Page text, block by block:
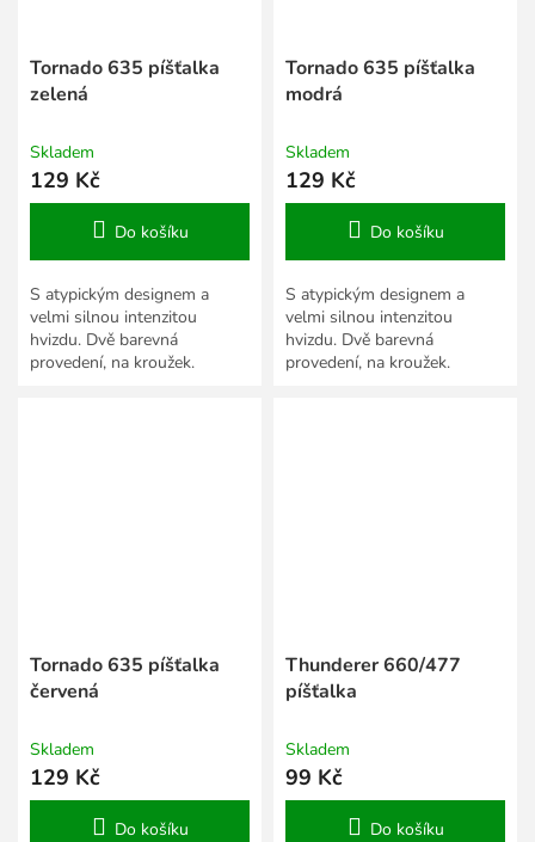
Tornado 635 píšťalka
zelená
Skladem
129 Kč
Do košíku
S atypickým designem a
velmi silnou intenzitou
hvizdu. Dvě barevná
provedení, na kroužek.
Tornado 635 píšťalka
modrá
Skladem
129 Kč
Do košíku
S atypickým designem a
velmi silnou intenzitou
hvizdu. Dvě barevná
provedení, na kroužek.
Tornado 635 píšťalka
červená
Skladem
129 Kč
Do košíku
Thunderer 660/477
píšťalka
Skladem
99 Kč
Do košíku